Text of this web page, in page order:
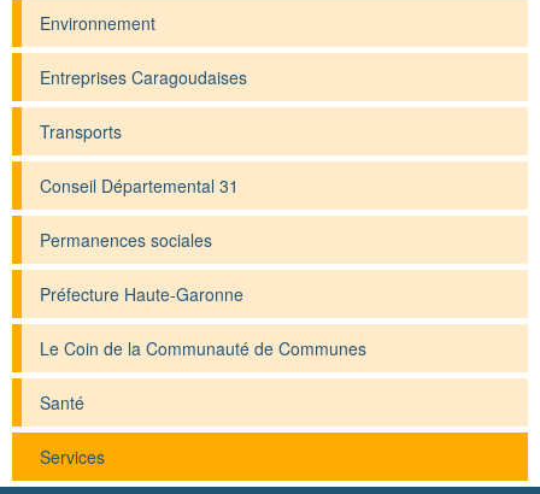
Environnement
Entreprises Caragoudaises
Transports
Conseil Départemental 31
Permanences sociales
Préfecture Haute-Garonne
Le Coin de la Communauté de Communes
Santé
Services